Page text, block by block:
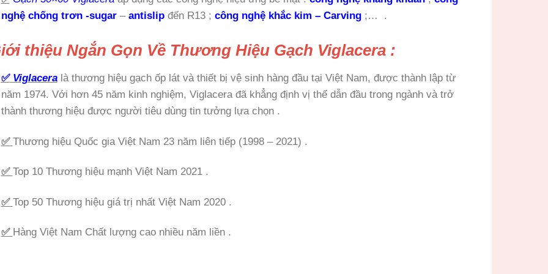
nghệ chống trơn -sugar – antislipđến R13 ; công nghệ khắc kim – Carving;… .
thiệu Ngắn Gọn Về Thương Hiệu Gạch Viglacera :
✅Viglaceralà thương hiệu gạch ốp lát và thiết bị vệ sinh hàng đầu tại Việt Nam, được thành lập từ
năm 1974. Với hơn 45 năm kinh nghiệm, Viglacera đã khẳng định vị thế dẫn đầu trong ngành và trở
thành thương hiệu được người tiêu dùng tin tưởng lựa chọn .
✅ Thương hiệu Quốc gia Việt Nam 23 năm liên tiếp (1998 – 2021) .
✅ Top 10 Thương hiệu mạnh Việt Nam 2021 .
✅ Top 50 Thương hiệu giá trị nhất Việt Nam 2020 .
✅ Hàng Việt Nam Chất lượng cao nhiều năm liền .